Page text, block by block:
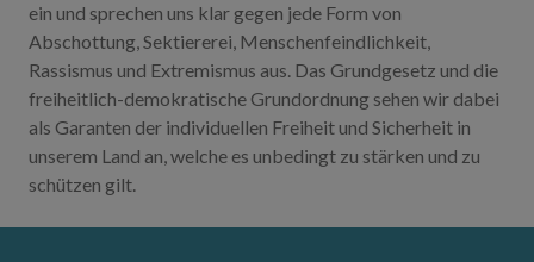
ein und sprechen uns klar gegen jede Form von
Abschottung, Sektiererei, Menschenfeindlichkeit,
Rassismus und Extremismus aus. Das Grundgesetz und die
freiheitlich-demokratische Grundordnung sehen wir dabei
als Garanten der individuellen Freiheit und Sicherheit in
unserem Land an, welche es unbedingt zu stärken und zu
schützen gilt.